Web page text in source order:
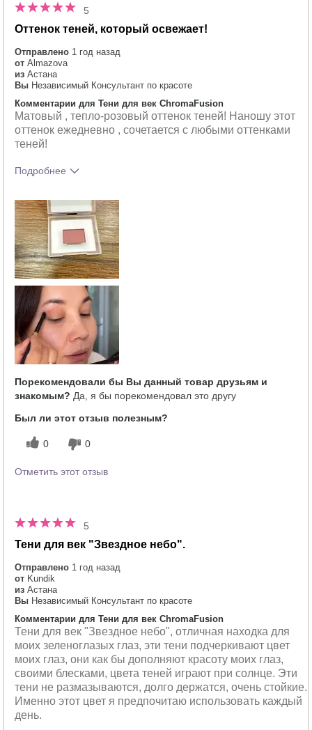
5
Оттенок теней, который освежает!
Отправлено 1 год назад
от Almazova
из Астана
Вы Независимый Консультант по красоте
Комментарии для Тени для век ChromaFusion
Матовый , тепло-розовый оттенок теней! Наношу этот
оттенок ежедневно , сочетается с любыми оттенками
теней!
Подробнее
продукта?
Как отличается опыт использования
этого продукта от декоративной
косметики других брендов?
Порекомендовали бы Вы данный товар друзьям и
знакомым? Да, я бы порекомендовал это другу
Был ли этот отзыв полезным?
0 0
Отметить этот отзыв
5
Тени для век "Звездное небо".
Отправлено 1 год назад
от Kundik
из Астана
Вы Независимый Консультант по красоте
Комментарии для Тени для век ChromaFusion
Тени для век "Звездное небо", отличная находка для
моих зеленоглазых глаз, эти тени подчеркивают цвет
моих глаз, они как бы дополняют красоту моих глаз,
своими блесками, цвета теней играют при солнце. Эти
тени не размазываются, долго держатся, очень стойкие.
Именно этот цвет я предпочитаю использовать каждый
день.